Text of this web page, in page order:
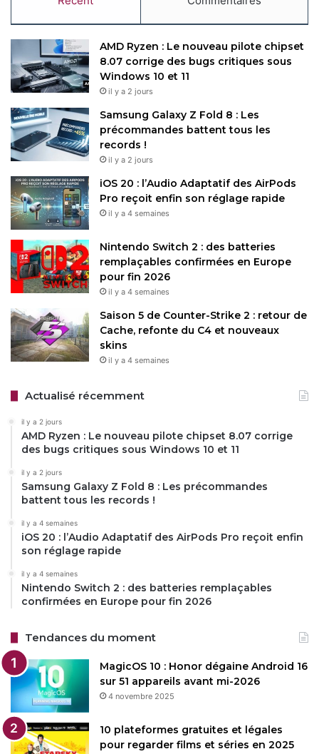
AMD Ryzen : Le nouveau pilote chipset
8.07 corrige des bugs critiques sous
Windows 10 et 11
il y a 2 jours
Samsung Galaxy Z Fold 8 : Les
précommandes battent tous les
records !
il y a 2 jours
iOS 20 : l’Audio Adaptatif des AirPods
Pro reçoit enfin son réglage rapide
il y a 4 semaines
Nintendo Switch 2 : des batteries
remplaçables confirmées en Europe
pour fin 2026
il y a 4 semaines
Saison 5 de Counter-Strike 2 : retour de
Cache, refonte du C4 et nouveaux
skins
il y a 4 semaines
Actualisé récemment
il y a 2 jours
AMD Ryzen : Le nouveau pilote chipset 8.07 corrige
des bugs critiques sous Windows 10 et 11
il y a 2 jours
Samsung Galaxy Z Fold 8 : Les précommandes
battent tous les records !
il y a 4 semaines
iOS 20 : l’Audio Adaptatif des AirPods Pro reçoit enfin
son réglage rapide
il y a 4 semaines
Nintendo Switch 2 : des batteries remplaçables
confirmées en Europe pour fin 2026
Tendances du moment
MagicOS 10 : Honor dégaine Android 16
sur 51 appareils avant mi-2026
4 novembre 2025
10 plateformes gratuites et légales
pour regarder films et séries en 2025